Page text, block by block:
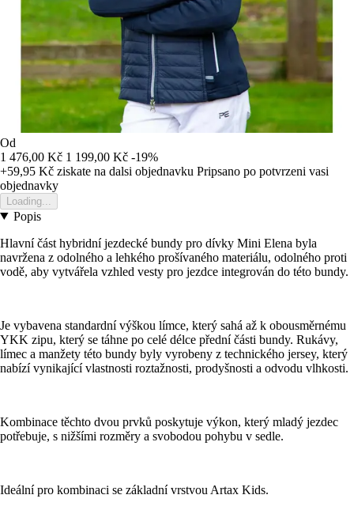
Od
1 476,00 Kč 1 199,00 Kč -19%
+59,95 Kč ziskate na dalsi objednavku Pripsano po potvrzeni vasi
objednavky
Loading...
Popis
Hlavní část hybridní jezdecké bundy pro dívky Mini Elena byla
navržena z odolného a lehkého prošívaného materiálu, odolného proti
vodě, aby vytvářela vzhled vesty pro jezdce integrován do této bundy.
Je vybavena standardní výškou límce, který sahá až k obousměrnému
YKK zipu, který se táhne po celé délce přední části bundy. Rukávy,
límec a manžety této bundy byly vyrobeny z technického jersey, který
nabízí vynikající vlastnosti roztažnosti, prodyšnosti a odvodu vlhkosti.
Kombinace těchto dvou prvků poskytuje výkon, který mladý jezdec
potřebuje, s nižšími rozměry a svobodou pohybu v sedle.
Ideální pro kombinaci se základní vrstvou Artax Kids.